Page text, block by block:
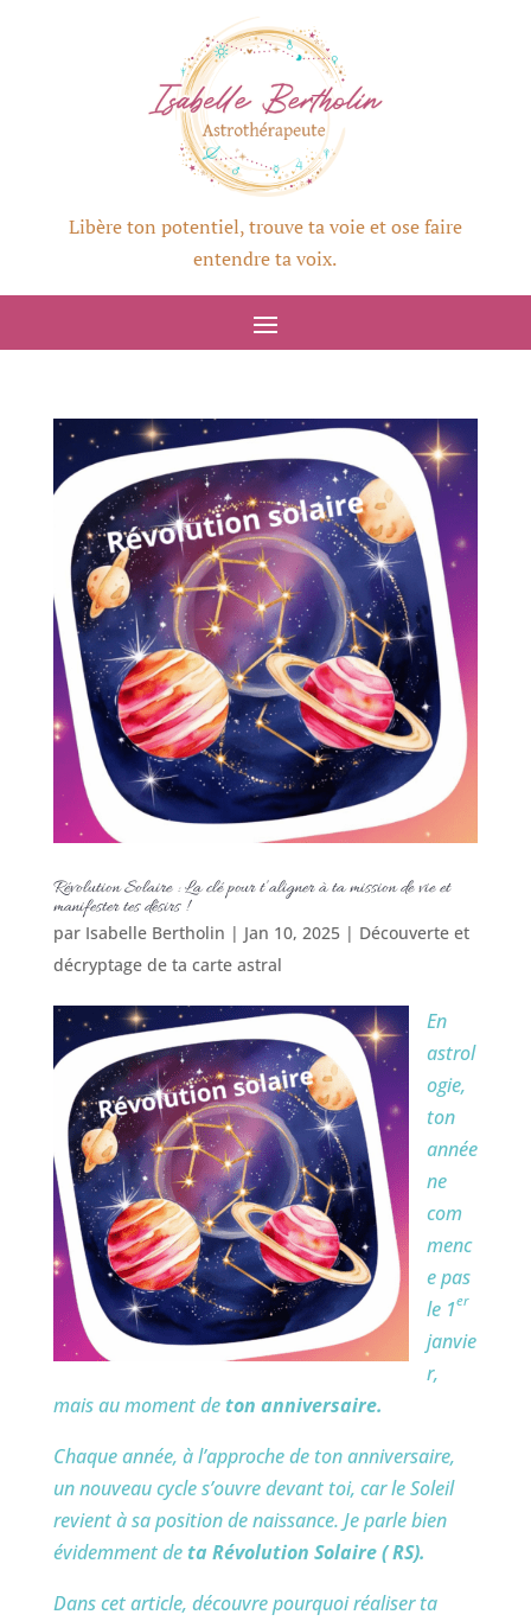
Libère ton potentiel, trouve ta voie et ose faire
entendre ta voix.
Révolution Solaire : La clé pour t’aligner à ta mission de vie et
manifester tes désirs !
par Isabelle Bertholin | Jan 10, 2025| Découverte et
décryptage de ta carte astral
En
astrol
ogie,
ton
année
ne
com
menc
e pas
le 1er
janvie
r,
mais au moment de ton anniversaire.
Chaque année, à l’approche de ton anniversaire,
un nouveau cycle s’ouvre devant toi, car le Soleil
revient à sa position de naissance. Je parle bien
évidemment de ta Révolution Solaire( RS).
Dans cet article, découvre pourquoi réaliser ta